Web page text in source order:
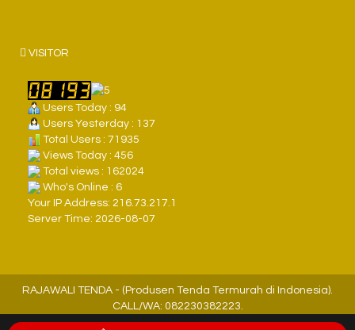
VISITOR
Users Today : 94
Users Yesterday : 137
Total Users : 71935
Views Today : 456
Total views : 162024
Who's Online : 6
Your IP Address: 216.73.217.1
Server Time: 2026-08-07
RAJAWALI TENDA - (Produsen Tenda Termurah di Indonesia).
CALL/WA: 082230382223.